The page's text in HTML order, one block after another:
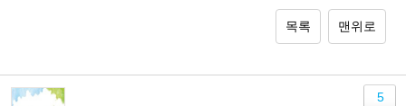
목록 맨위로
5